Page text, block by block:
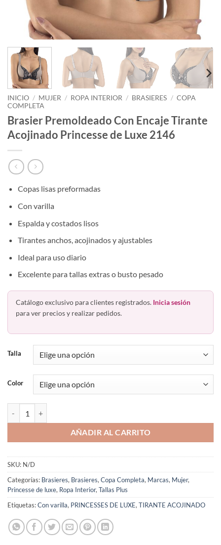
INICIO / MUJER / ROPA INTERIOR / BRASIERES / COPA
COMPLETA
Brasier Premoldeado Con Encaje Tirante
Acojinado Princesse de Luxe 2146
Copas lisas preformadas
Con varilla
Espalda y costados lisos
Tirantes anchos, acojinados y ajustables
Ideal para uso diario
Excelente para tallas extras o busto pesado
Catálogo exclusivo para clientes registrados. Inicia sesión
para ver precios y realizar pedidos.
Talla
Color
AÑADIR AL CARRITO
SKU: N/D
Categorías: Brasieres, Brasieres,Copa Completa, Marcas, Mujer,
Princesse de luxe, Ropa Interior,Tallas Plus
Etiquetas:Con varilla, PRINCESSES DE LUXE,TIRANTE ACOJINADO